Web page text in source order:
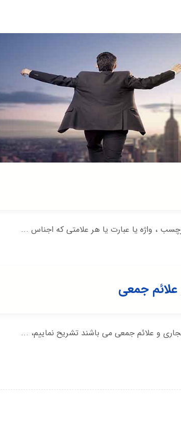
، واژه یا عبارت یا هر علامتی که اجناس ...
علائم جمعی
و علائم جمعی می باشند تشریح نماییم، ...